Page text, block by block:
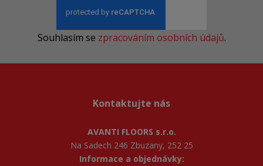
Souhlasím se zpracováním osobních údajů.
Kontaktujte nás
AVANTI FLOORS s.r.o.
Na Sadech 246 Zbuzany, 252 25
Informace a objednávky: